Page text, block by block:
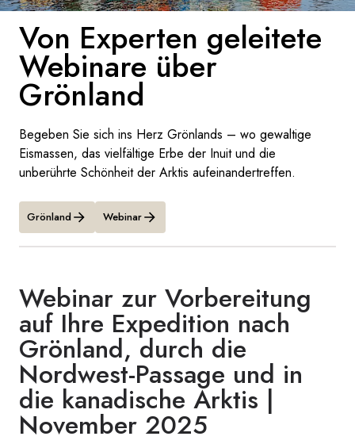
Schweden
Dänemark
Norwegen
Von Experten geleitete
Webinare über
Grönland
Begeben Sie sich ins Herz Grönlands – wo gewaltige
Eismassen, das vielfältige Erbe der Inuit und die
unberührte Schönheit der Arktis aufeinandertreffen.
Grönland Webinar
Webinar zur Vorbereitung
auf Ihre Expedition nach
Grönland, durch die
Nordwest-Passage und in
die kanadische Arktis |
November 2025